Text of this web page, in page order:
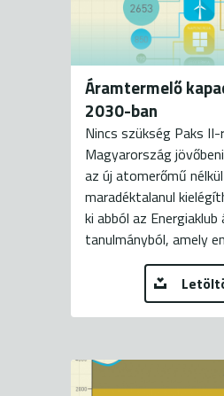
Áramtermelő
2030-ban
Nincs szükség Paks
Magyarország
az új atomerőmű
maradéktalanul
ki abból az
tanulmányból, amely